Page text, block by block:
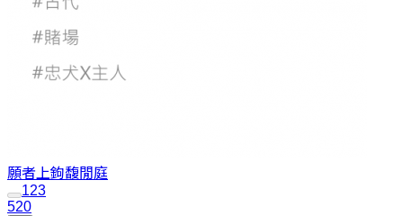
願者上鉤馥閒庭
123
520